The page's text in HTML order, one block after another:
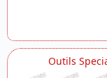
Outils